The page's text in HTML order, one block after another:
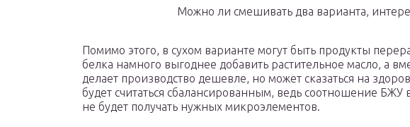
Можно ли смешивать два варианта,
Помимо этого, в сухом варианте могут быть продукты
белка намного выгоднее добавить растительное масло, а
делает производство дешевле, но может сказаться на
будет считаться сбалансированным, ведь соотношение
не будет получать нужных микроэлементов.